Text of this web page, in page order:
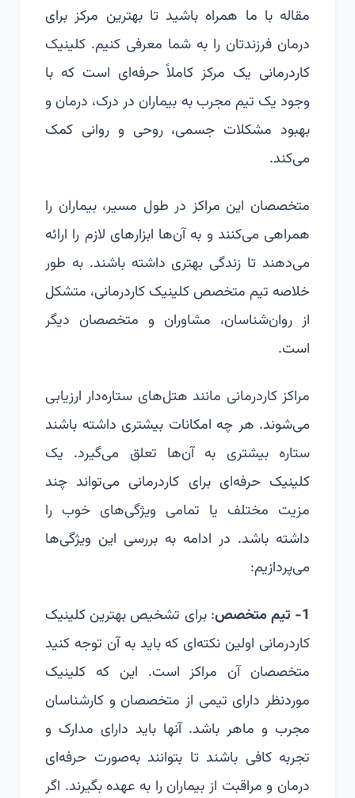
مقاله با ما همراه باشید تا بهترین مرکز برای
درمان فرزندتان را به شما معرفی کنیم. کلینیک
کاردرمانی یک مرکز کاملاً حرفه‌ای است که با
وجود یک تیم مجرب به بیماران در درک، درمان و
بهبود مشکلات جسمی، روحی و روانی کمک
می‌کند.
متخصصان این مراکز در طول مسیر، بیماران را
همراهی می‌کنند و به آن‌ها ابزارهای لازم را ارائه
می‌دهند تا زندگی بهتری داشته باشند. به طور
خلاصه تیم متخصص کلینیک کاردرمانی، متشکل
از روان‌شناسان، مشاوران و متخصصان دیگر
است.
مراکز کاردرمانی مانند هتل‌های ستاره‌دار ارزیابی
می‌شوند. هر چه امکانات بیشتری داشته باشند
ستاره بیشتری به آن‌ها تعلق می‌گیرد. یک
کلینیک حرفه‌ای برای کاردرمانی می‌تواند چند
مزیت مختلف یا تمامی ویژگی‌های خوب را
داشته باشد. در ادامه به بررسی این ویژگی‌ها
می‌پردازیم:
1- تیم متخصص
: برای تشخیص بهترین کلینیک
کاردرمانی اولین نکته‌ای که باید به آن توجه کنید
متخصصان آن مراکز است. این که کلینیک
موردنظر دارای تیمی از متخصصان و کارشناسان
مجرب و ماهر باشد. آنها باید دارای مدارک و
تجربه کافی باشند تا بتوانند به‌صورت حرفه‌ای
درمان و مراقبت از بیماران را به عهده بگیرند. اگر